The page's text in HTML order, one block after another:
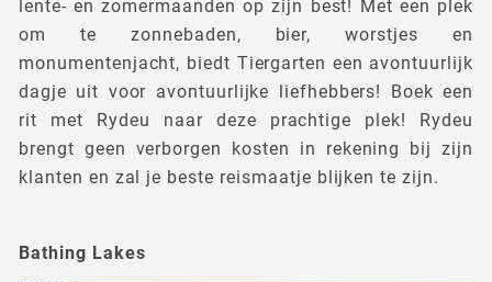
lente- en zomermaanden op zijn best! Met een plek
om te zonnebaden, bier, worstjes en
monumentenjacht, biedt Tiergarten een avontuurlijk
dagje uit voor avontuurlijke liefhebbers! Boek een
rit met Rydeu naar deze prachtige plek! Rydeu
brengt geen verborgen kosten in rekening bij zijn
klanten en zal je beste reismaatje blijken te zijn.
Bathing Lakes